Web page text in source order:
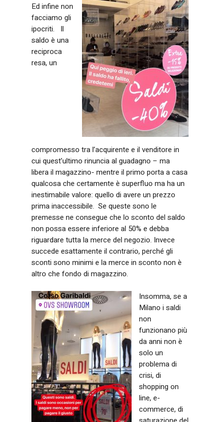
Ed infine non
facciamo gli
ipocriti. Il
saldo è una
reciproca
resa, un
compromesso tra l’acquirente e il venditore in
cui quest’ultimo rinuncia al guadagno – ma
libera il magazzino- mentre il primo porta a casa
qualcosa che certamente è superfluo ma ha un
inestimabile valore: quello di avere un prezzo
prima inaccessibile. Se queste sono le
premesse ne consegue che lo sconto del saldo
non possa essere inferiore al 50% e debba
riguardare tutta la merce del negozio. Invece
succede esattamente il contrario, perché gli
sconti sono minimi e la merce in sconto non è
altro che fondo di magazzino.
Insomma, se a
Milano i saldi
non
funzionano più
da anni non è
solo un
problema di
crisi, di
shopping on
line, e-
commerce, di